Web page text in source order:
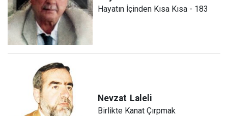
Hayatın İçinden Kısa Kısa - 183
Nevzat Laleli
Birlikte Kanat Çırpmak